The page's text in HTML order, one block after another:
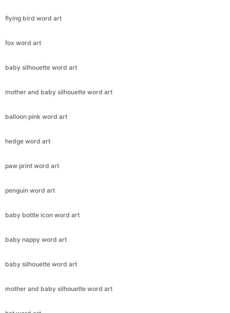
flying bird word art
fox word art
baby silhouette word art
mother and baby silhouette word art
balloon pink word art
hedge word art
paw print word art
penguin word art
baby bottle icon word art
baby nappy word art
baby silhouette word art
mother and baby silhouette word art